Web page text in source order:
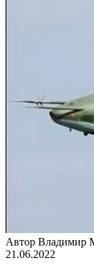
Автор Владимир
21.06.2022